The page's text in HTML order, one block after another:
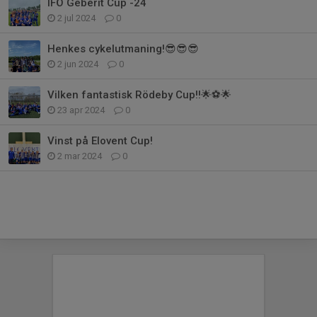
2 jul 2024 0
Henkes cykelutmaning!😎😎😎
2 jun 2024 0
Vilken fantastisk Rödeby Cup!!🌟⚽️🌟
23 apr 2024 0
Vinst på Elovent Cup!
2 mar 2024 0